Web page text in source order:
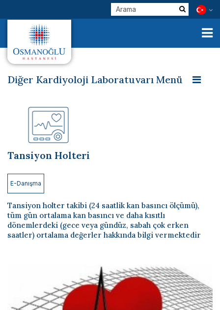
Sağlık Turizmi
Bilimsel Yayınlar
İletişim
Diğer Kardiyoloji Laboratuvarı Menü
Elektrokardiyografi (EKG)
Holter Elektrokardiyografi (Holter EKG)
Tansiyon Holteri
Tansiyon Holteri
E-Danışma
Tansiyon holter takibi (24 saatlik kan basıncı ölçümü),
tüm gün ortalama kan basıncı ve daha kısıtlı
dönemlerdeki (gece veya gündüz, sabah çok erken
saatler) ortalama değerler hakkında bilgi vermektedir